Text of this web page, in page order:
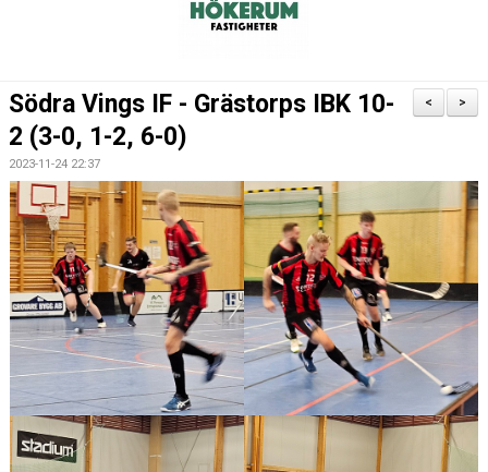
TRUPPEN
BILDGALLERI
DOKUMENT
KONTAKT
>
<
Södra Vings IF - Grästorps IBK 10-
2 (3-0, 1-2, 6-0)
2023-11-24 22:37